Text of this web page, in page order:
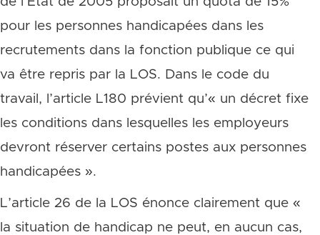
pour les personnes handicapées dans les
recrutements dans la fonction publique ce qui
va être repris par la LOS. Dans le code du
travail, l’article L180 prévient qu’« un décret fixe
les conditions dans lesquelles les employeurs
devront réserver certains postes aux personnes
handicapées ».
L’article 26 de la LOS énonce clairement que «
la situation de handicap ne peut, en aucun cas,